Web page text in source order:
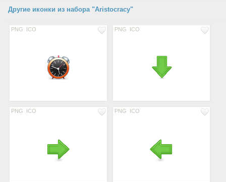
Другие иконки из набора "Aristocracy"
PNG ICO PNG ICO
PNG ICO PNG ICO